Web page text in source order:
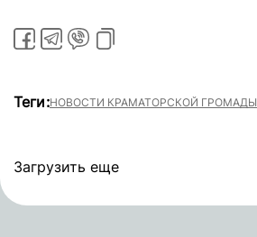
Теги:НОВОСТИ КРАМАТОРСКОЙ ГРОМАДЫ
Загрузить еще